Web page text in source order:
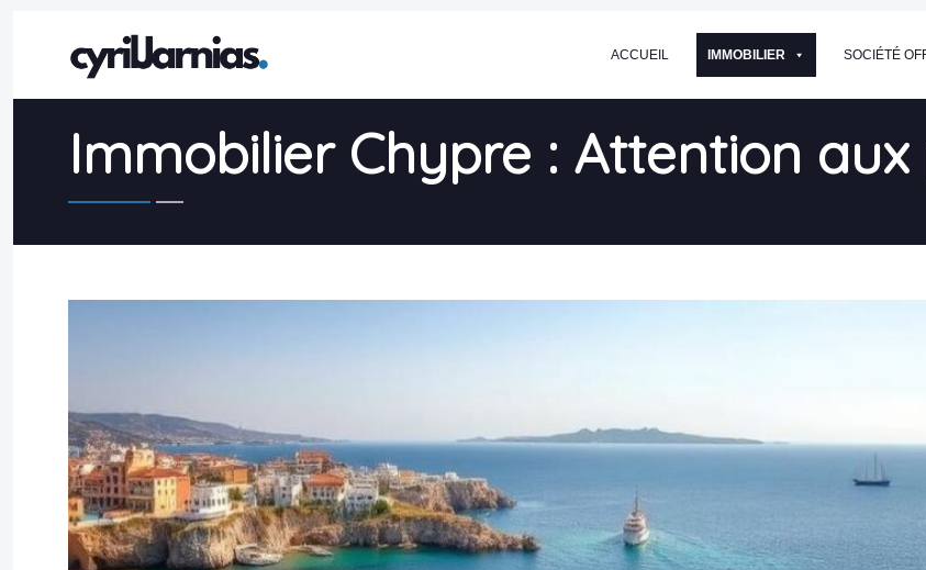
ACCUEIL IMMOBILIER SOCIÉTÉ
Immobilier Chypre : Attention